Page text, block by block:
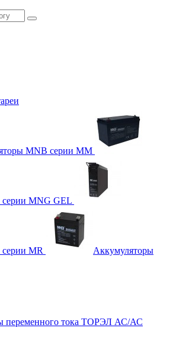
MNB серии MM
MNG GEL
MR
Аккумуляторы
переменного тока ТОРЭЛ АС/АС